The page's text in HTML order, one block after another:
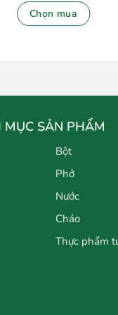
Chọn mua
MỤC SẢN PHẨM
Bột
Phở
Nước
Cháo
Thực phẩm